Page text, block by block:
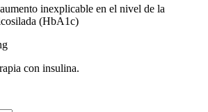
inexplicable en el nivel de la
(HbA1c)
con insulina.